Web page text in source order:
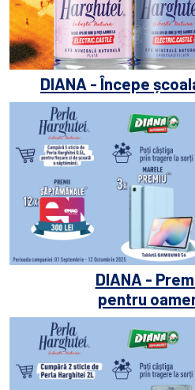
DIANA - Începe
DIANA -
pentru